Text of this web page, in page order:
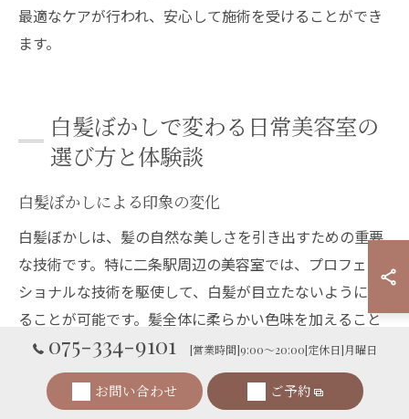
最適なケアが行われ、安心して施術を受けることができ
ます。
白髪ぼかしで変わる日常美容室の
選び方と体験談
白髪ぼかしによる印象の変化
白髪ぼかしは、髪の自然な美しさを引き出すための重要
な技術です。特に二条駅周辺の美容室では、プロフェッ
ショナルな技術を駆使して、白髪が目立たないようにす
ることが可能です。髪全体に柔らかい色味を加えること
で、白髪を自然になじませ、若々しい印象を与えます。
白髪ぼかしの施術を受けた多くの方々が、自信を持って
外出できるようになったと感じています。さらに、髪質
075-334-9101 [営業時間]9:00～20:00[定休日]月曜日
お問い合わせ ご予約